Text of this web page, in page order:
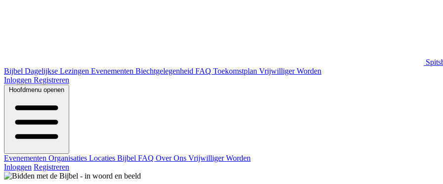
Bijbel Dagelijkse Lezingen Evenementen Biechtgelegenheid FAQ Toekomstplan Vrijwilliger Worden
Inloggen Registreren
Hoofdmenu openen
Evenementen Organisaties Locaties Bijbel FAQ Over Ons Vrijwilliger Worden
Inloggen Registreren